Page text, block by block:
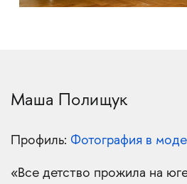
Маша Полищук
Профиль: Фотография в
«Все детство прожила на